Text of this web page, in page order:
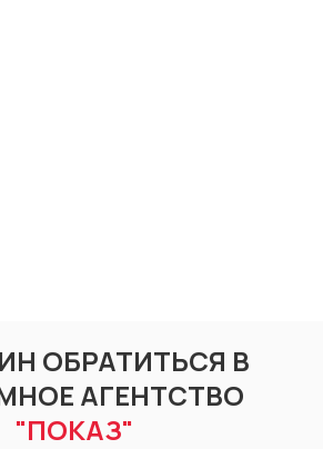
ОБРАТИТЬСЯ В
АГЕНТСТВО
"ПОКАЗ"